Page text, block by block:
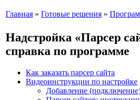
Главная » Готовые решения »
Надстройка «Парсер
справка по программе
Как заказать парсер сайта
Видеоинструкции по настройке
Добавление